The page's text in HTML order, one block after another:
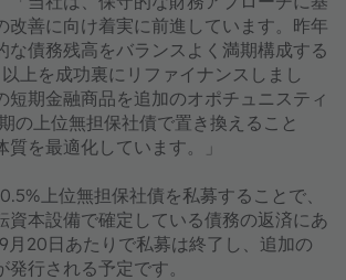
改善に向け着実に前進しています。昨年
な債務残高をバランスよく満期構成する
上を成功裏にリファイナンスしまし
短期金融商品を追加のオポチュニスティ
の上位無担保社債で置き換えること
を最適化しています。」
上位無担保社債を私募することで、
資本設備で確定している債務の返済にあ
月20日あたりで私募は終了し、追加の
発行される予定です。